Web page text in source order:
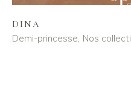
DINA
Demi-princesse Nos